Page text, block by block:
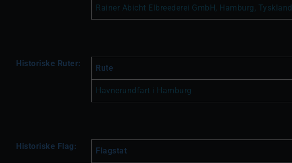
Rainer Abicht Elbreederei GmbH, Hamburg, Tyskland
Historiske Ruter: Rute
Havnerundfart i Hamburg
Historiske Flag: Flagstat